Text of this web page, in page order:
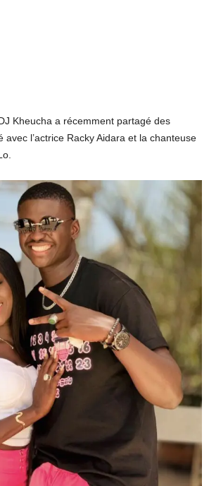
Kheucha a récemment partagé des
avec l’actrice Racky Aidara et la chanteuse